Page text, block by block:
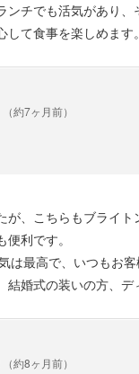
チでも活気があり
して食事を楽しめま
約7ヶ月前）
、こちらもブライ
利です。
最高で、いつもお客
結婚式の装いの方、
緑と光あふれるくつ
くれる素敵なホテルで
約8ヶ月前）